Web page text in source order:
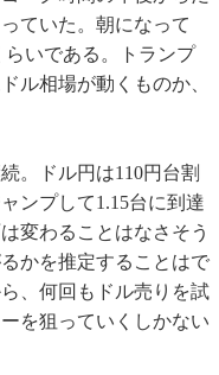
ていた。朝になって
いである。トランプ
ル相場が動くものか、
。ドル円は110円台割
ンプして1.15台に到達
変わることはなさそう
かを推定することはで
、何回もドル売りを試
を狙っていくしかない